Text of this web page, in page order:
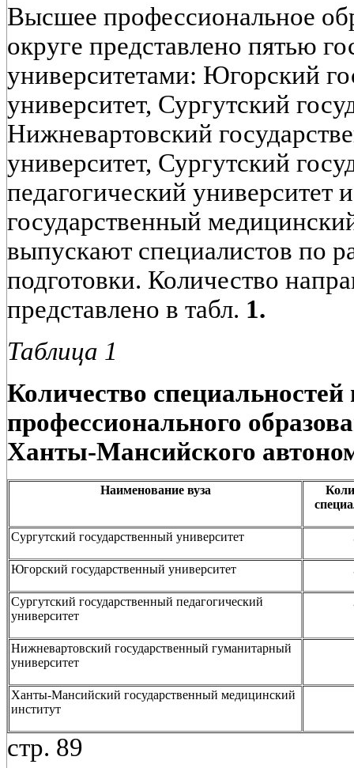
Высшее профессиональное
округе представлено пятью
университетами: Югорский
университет, Сургутский
Нижневартовский
университет, Сургутский
педагогический
государственный
выпускают специалистов по
подготовки. Количество
представлено в табл. 1.
Таблица 1
Количество
профессионального
Ханты-Мансийского
Наименование вуза
Сургутский государственный университет
Югорский государственный университет
Сургутский государственный педагогический
университет
Нижневартовский государственный гуманитарный
университет
Ханты-Мансийский государственный медицинский
институт
стр. 89